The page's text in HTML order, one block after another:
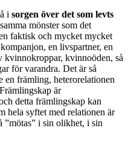
i sorgen över det som levts
mönster som det
faktisk och mycket mycket
en livspartner, en
kvinnokroppar, kvinnoöden, så
för varandra. Det är så
en främling, heterorelationen
är
detta främlingskap kan
hela syftet med relationen är
”mötas” i sin olikhet, i sin